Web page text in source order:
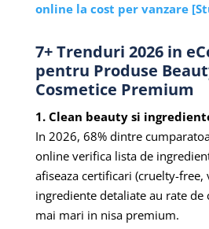
online la cost per vanzare
7+ Trenduri 2026 in
pentru Produse
Cosmetice Premium
1. Clean beauty si
In 2026, 68% dintre
online verifica lista de
afiseaza certificari (cruelty-free,
ingrediente detaliate au rate de
mai mari in nisa premium.